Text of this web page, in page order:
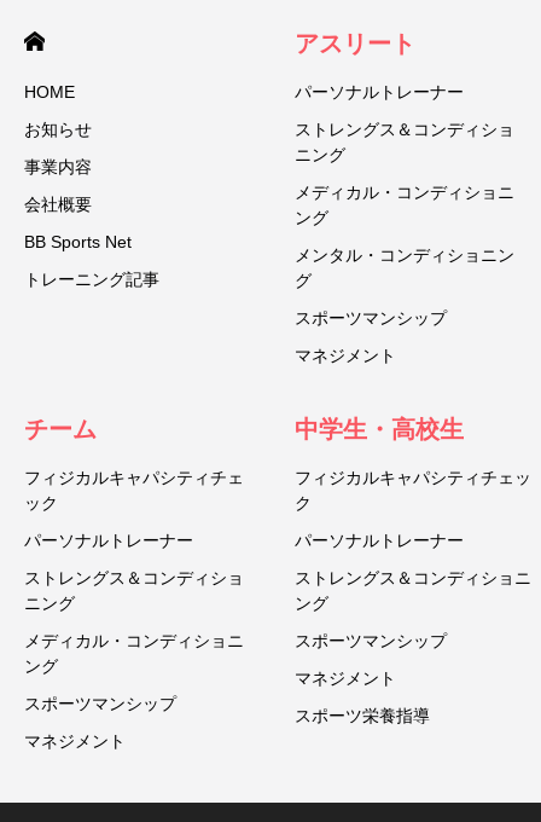
HOME
お知らせ
事業内容
会社概要
BB Sports Net
トレーニング記事
アスリート
パーソナルトレーナー
ストレングス＆コンディショ
ニング
メディカル・コンディショニ
ング
メンタル・コンディショニン
グ
スポーツマンシップ
マネジメント
チーム
フィジカルキャパシティチェ
ック
パーソナルトレーナー
ストレングス＆コンディショ
ニング
メディカル・コンディショニ
ング
スポーツマンシップ
マネジメント
中学生・高校生
フィジカルキャパシティチェッ
ク
パーソナルトレーナー
ストレングス＆コンディショニ
ング
スポーツマンシップ
マネジメント
スポーツ栄養指導